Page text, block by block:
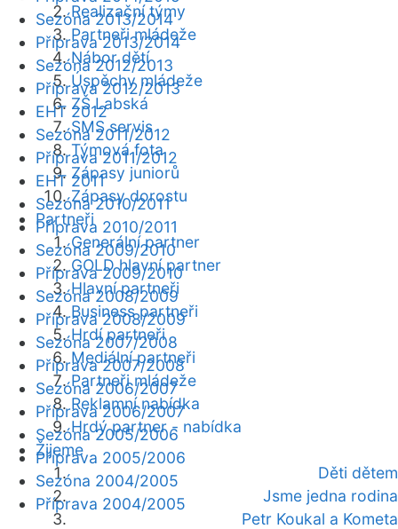
Realizační týmy
Partneři mládeže
Nábor dětí
Úspěchy mládeže
ZŠ Labská
SMS servis
Týmová fota
Zápasy juniorů
Zápasy dorostu
Partneři
Generální partner
GOLD hlavní partner
Hlavní partneři
Business partneři
Hrdí partneři
Mediální partneři
Partneři mládeže
Reklamní nabídka
Hrdý partner - nabídka
Žijeme
Děti dětem
Jsme jedna rodina
Petr Koukal a Kometa
Sezóna 2013/2014
Příprava 2013/2014
Sezóna 2012/2013
Příprava 2012/2013
EHT 2012
Sezóna 2011/2012
Příprava 2011/2012
EHT 2011
Sezóna 2010/2011
Příprava 2010/2011
Sezóna 2009/2010
Příprava 2009/2010
Sezóna 2008/2009
Příprava 2008/2009
Sezóna 2007/2008
Příprava 2007/2008
Sezóna 2006/2007
Příprava 2006/2007
Sezóna 2005/2006
Příprava 2005/2006
Sezóna 2004/2005
Příprava 2004/2005